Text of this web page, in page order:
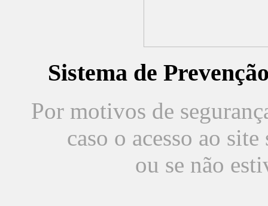
Sistema de
Por motivos de
caso o acesso ao
ou se não